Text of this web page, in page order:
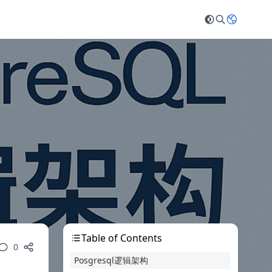
0
Table of Contents
Posgresql逻辑架构